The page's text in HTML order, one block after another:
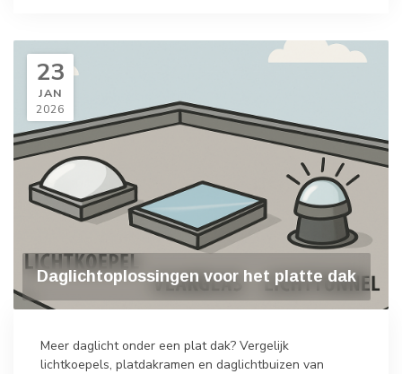
23
JAN
2026
Daglichtoplossingen voor het platte dak
Meer daglicht onder een plat dak? Vergelijk
lichtkoepels, platdakramen en daglichtbuizen van